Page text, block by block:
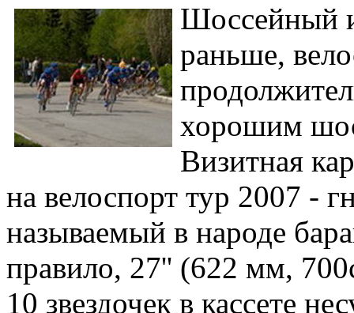
Шоссейный
раньше,
хорошим
Визитная
на велоспорт тур 2007 -
называемый в народе
правило, 27'' (622 мм,
10 звездочек в кассете